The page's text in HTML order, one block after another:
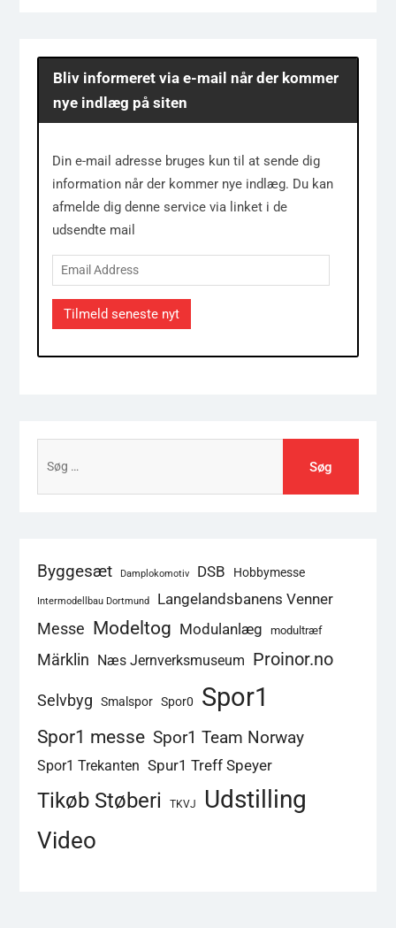
Bliv informeret via e-mail når der kommer
nye indlæg på siten
Din e-mail adresse bruges kun til at sende dig
information når der kommer nye indlæg. Du kan
afmelde dig denne service via linket i de
udsendte mail
Email
Address
Tilmeld seneste nyt
efter:
Byggesæt Damplokomotiv DSB Hobbymesse
Intermodellbau Dortmund
Langelandsbanens Venner
Messe
Modeltog Modulanlæg modultræf
Märklin Næs Jernverksmuseum Proinor.no
Selvbyg Smalspor Spor0 Spor1
Spor1 messe Spor1 Team Norway
Spor1 Trekanten Spur1 Treff Speyer
Tikøb Støberi TKVJ Udstilling
Video